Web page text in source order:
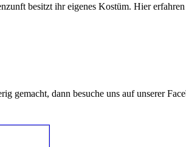
besitzt ihr eigenes Kostüm. Hier
gemacht, dann besuche uns auf unserer